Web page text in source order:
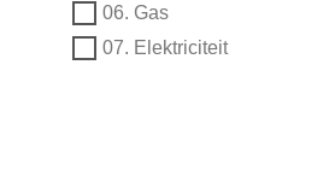
06. Gas
07. Elektriciteit